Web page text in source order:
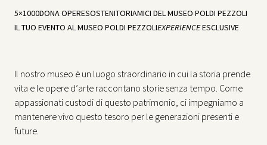
5×1000DONA OPERESOSTENITORIAMICI DEL MUSEO POLDI PEZZOLI
IL TUO EVENTO AL MUSEO POLDI PEZZOLIEXPERIENCEESCLUSIVE
Il nostro museo è un luogo straordinario in cui la storia prende
vita e le opere d’arte raccontano storie senza tempo. Come
appassionati custodi di questo patrimonio, ci impegniamo a
mantenere vivo questo tesoro per le generazioni presenti e
future.